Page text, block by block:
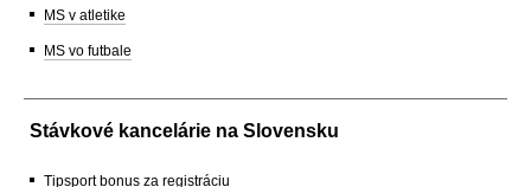
MS v atletike
MS vo futbale
Stávkové kancelárie na Slovensku
Tipsport bonus za registráciu